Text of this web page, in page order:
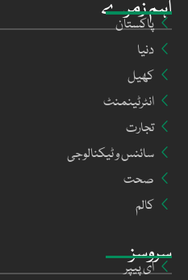
سروسز
ای پیپر
اہم زمرے
پاکستان
دنیا
کھیل
انٹرٹینمنٹ
تجارت
سائنس و ٹیکنالوجی
صحت
کالم